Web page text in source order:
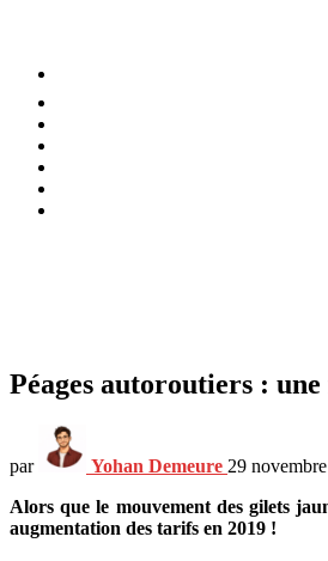
Péages autoroutiers :
par Yohan Demeure 29
Alors que le mouvement des gilets
augmentation des tarifs en 2019 !